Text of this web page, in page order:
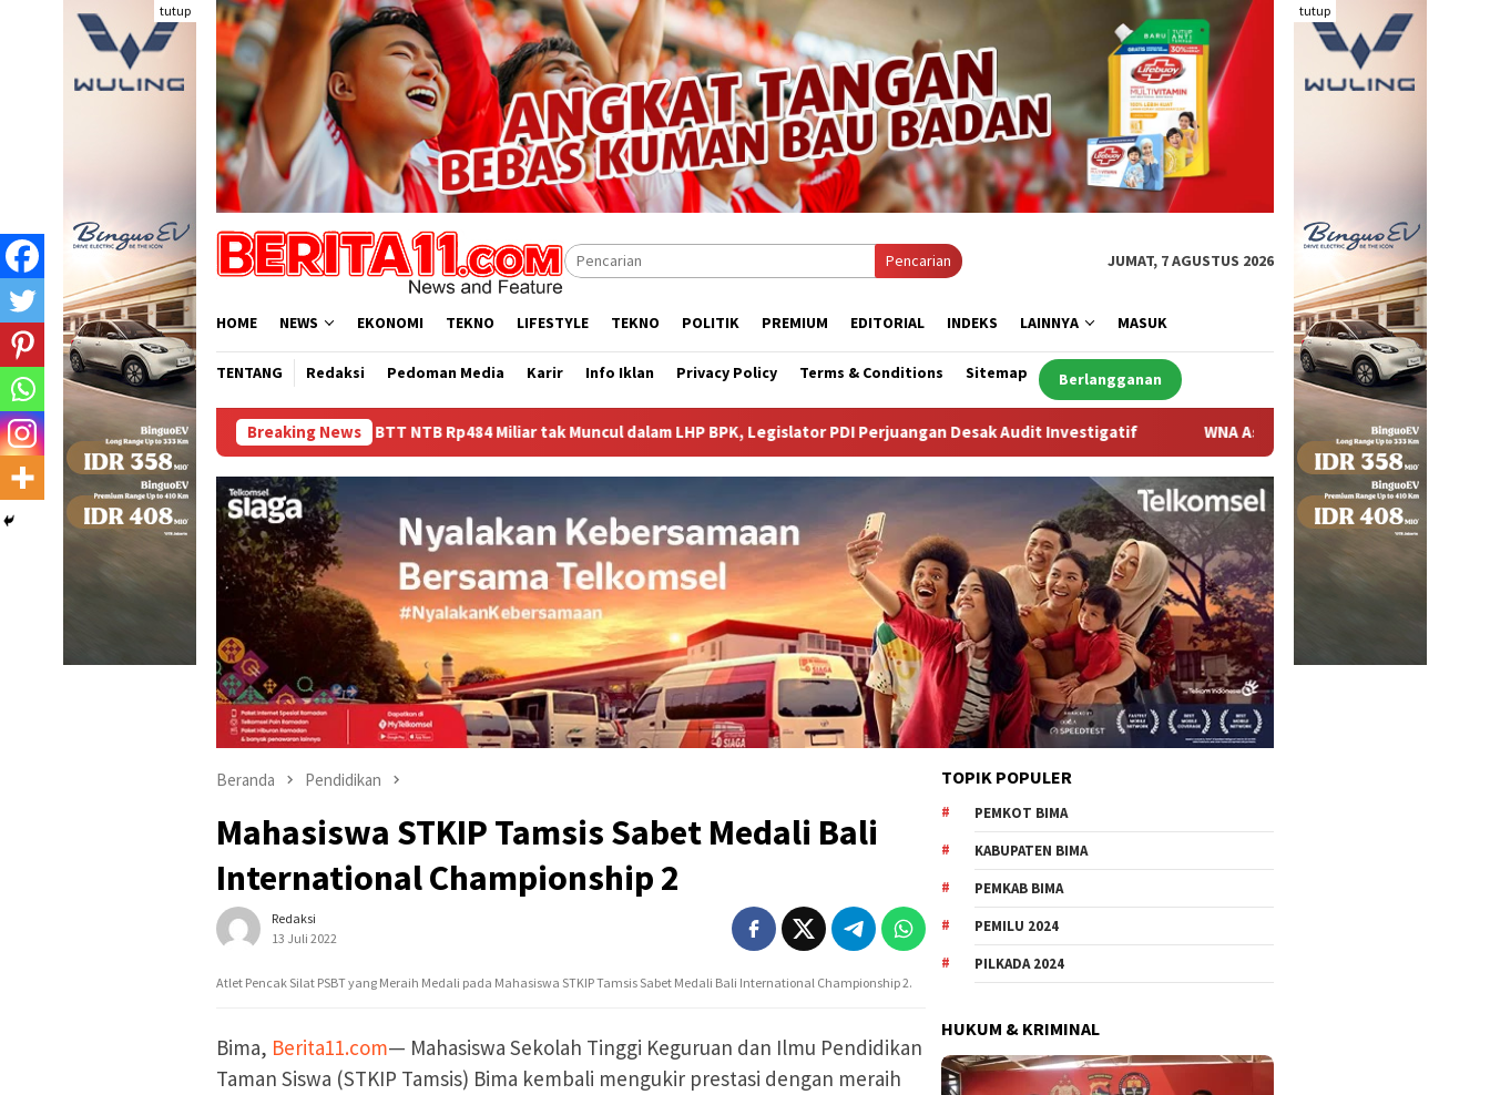
tutup tutup
Pencarian JUMAT, 7 AGUSTUS 2026
HOME NEWS EKONOMI TEKNO LIFESTYLE TEKNO POLITIK PREMIUM EDITORIAL INDEKS LAINNYA MASUK
TENTANG Redaksi Pedoman Media Karir Info Iklan Privacy Policy Terms & Conditions Sitemap Berlangganan
Breaking News
Dana BTT NTB Rp484 Miliar tak Muncul dalam LHP BPK, Legislator PDI Perjuangan Desak Audit Investigatif WNA Asal Arab Saudi Ditemukan Meninggal di Desa Piong
Beranda Pendidikan
Mahasiswa STKIP Tamsis Sabet Medali Bali
International Championship 2
Redaksi
13 Juli 2022
Atlet Pencak Silat PSBT yang Meraih Medali pada Mahasiswa STKIP Tamsis Sabet Medali Bali International Championship 2.
Bima, Berita11.com— Mahasiswa Sekolah Tinggi Keguruan dan Ilmu Pendidikan
Taman Siswa (STKIP Tamsis) Bima kembali mengukir prestasi dengan meraih
TOPIK POPULER
PEMKOT BIMA
KABUPATEN BIMA
PEMKAB BIMA
PEMILU 2024
PILKADA 2024
HUKUM & KRIMINAL